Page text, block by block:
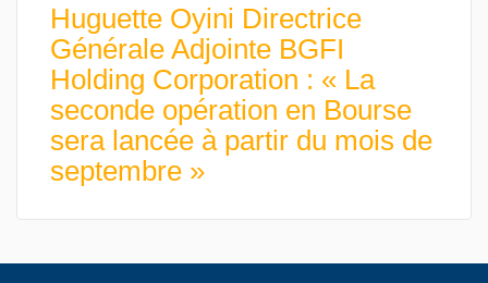
Huguette Oyini Directrice
Générale Adjointe BGFI
Holding Corporation : « La
seconde opération en Bourse
sera lancée à partir du mois de
septembre »